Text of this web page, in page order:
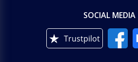
SOCIAL MEDIA
Trustpilot